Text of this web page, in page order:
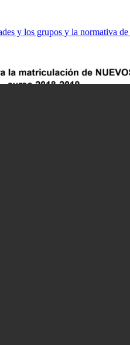
y los grupos y la normativa